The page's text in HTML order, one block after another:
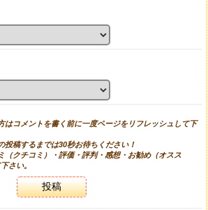
はコメントを書く前に一度ページをリフレッシュして下
稿するまでは30秒お待ちください！
（クチコミ）・評価・評判・感想・お勧め（オスス
さい。
投稿